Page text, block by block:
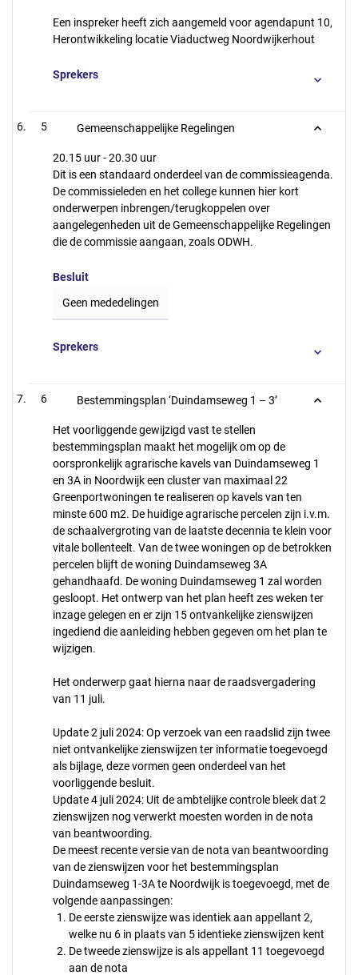
Een inspreker heeft zich aangemeld voor agendapunt 10,
Herontwikkeling locatie Viaductweg Noordwijkerhout
Sprekers
5 Gemeenschappelijke Regelingen
20.15 uur - 20.30 uur
Dit is een standaard onderdeel van de commissieagenda.
De commissieleden en het college kunnen hier kort
onderwerpen inbrengen/terugkoppelen over
aangelegenheden uit de Gemeenschappelijke Regelingen
die de commissie aangaan, zoals ODWH.
Besluit
Geen mededelingen
Sprekers
6 Bestemmingsplan ‘Duindamseweg 1 – 3’
Het voorliggende gewijzigd vast te stellen
bestemmingsplan maakt het mogelijk om op de
oorspronkelijk agrarische kavels van Duindamseweg 1
en 3A in Noordwijk een cluster van maximaal 22
Greenportwoningen te realiseren op kavels van ten
minste 600 m2. De huidige agrarische percelen zijn i.v.m.
de schaalvergroting van de laatste decennia te klein voor
vitale bollenteelt. Van de twee woningen op de betrokken
percelen blijft de woning Duindamseweg 3A
gehandhaafd. De woning Duindamseweg 1 zal worden
gesloopt. Het ontwerp van het plan heeft zes weken ter
inzage gelegen en er zijn 15 ontvankelijke zienswijzen
ingediend die aanleiding hebben gegeven om het plan te
wijzigen.
Het onderwerp gaat hierna naar de raadsvergadering
van 11 juli.
Update 2 juli 2024: Op verzoek van een raadslid zijn twee
niet ontvankelijke zienswijzen ter informatie toegevoegd
als bijlage, deze vormen geen onderdeel van het
voorliggende besluit.
Update 4 juli 2024: Uit de ambtelijke controle bleek dat 2
zienswijzen nog verwerkt moesten worden in de nota
van beantwoording.
De meest recente versie van de nota van beantwoording
van de zienswijzen voor het bestemmingsplan
Duindamseweg 1-3A te Noordwijk is toegevoegd, met de
volgende aanpassingen:
De eerste zienswijze was identiek aan appellant 2,
welke nu 6 in plaats van 5 identieke zienswijzen kent
De tweede zienswijze is als appellant 11 toegevoegd
aan de nota